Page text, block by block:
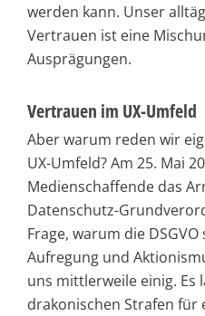
werden kann. Unser
Vertrauen ist eine
Ausprägungen.
Vertrauen im UX-Umfeld
Aber warum reden wir
UX-Umfeld? Am 25. Mai
Medienschaffende das
Datenschutz-
Frage, warum die
Aufregung und
uns mittlerweile einig. Es
drakonischen Strafen für